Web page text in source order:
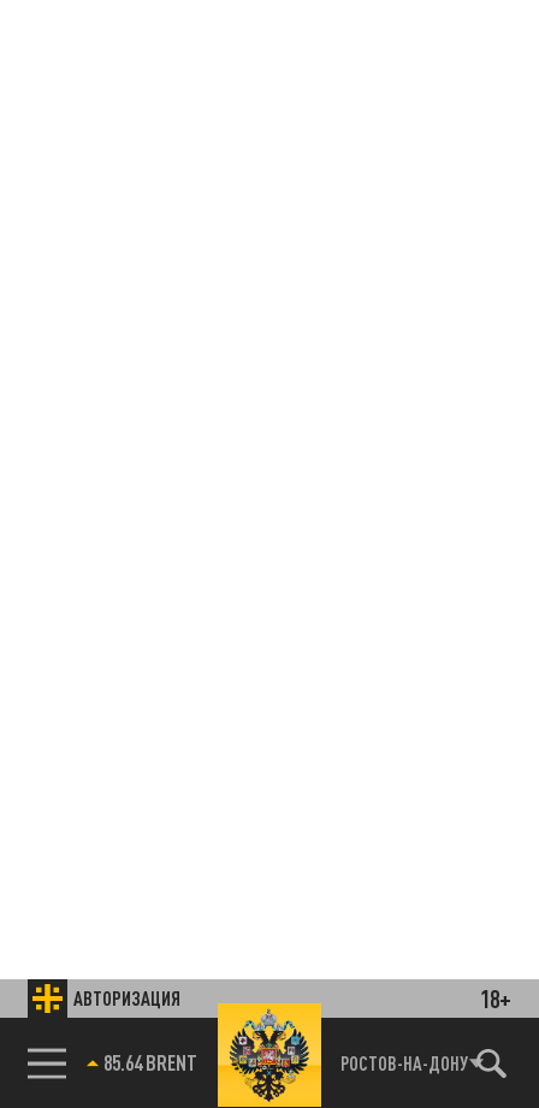
АВТОРИЗАЦИЯ 18+
85.64 BRENT РОСТОВ-НА-ДОНУ